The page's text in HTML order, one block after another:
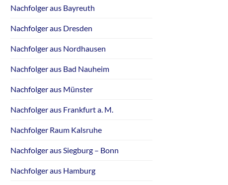
Nachfolger aus Bayreuth
Nachfolger aus Dresden
Nachfolger aus Nordhausen
Nachfolger aus Bad Nauheim
Nachfolger aus Münster
Nachfolger aus Frankfurt a. M.
Nachfolger Raum Kalsruhe
Nachfolger aus Siegburg – Bonn
Nachfolger aus Hamburg